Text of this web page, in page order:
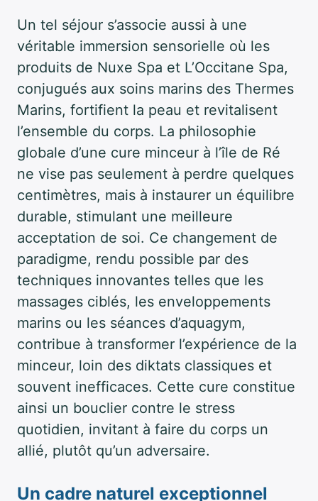
Un tel séjour s’associe aussi à une
véritable immersion sensorielle où les
produits de Nuxe Spa et L’Occitane Spa,
conjugués aux soins marins des Thermes
Marins, fortifient la peau et revitalisent
l’ensemble du corps. La philosophie
globale d’une cure minceur à l’île de Ré
ne vise pas seulement à perdre quelques
centimètres, mais à instaurer un équilibre
durable, stimulant une meilleure
acceptation de soi. Ce changement de
paradigme, rendu possible par des
techniques innovantes telles que les
massages ciblés, les enveloppements
marins ou les séances d’aquagym,
contribue à transformer l’expérience de la
minceur, loin des diktats classiques et
souvent inefficaces. Cette cure constitue
ainsi un bouclier contre le stress
quotidien, invitant à faire du corps un
allié, plutôt qu’un adversaire.
Un cadre naturel exceptionnel